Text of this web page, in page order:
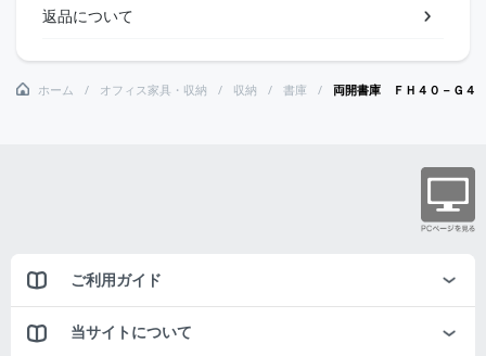
返品について
ホーム オフィス家具・収納 収納 書庫 両開書庫 ＦＨ４０－Ｇ４
ご利用ガイド
当サイトについて